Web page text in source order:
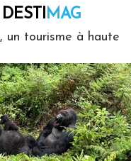
DESTIMAG
un tourisme à haute